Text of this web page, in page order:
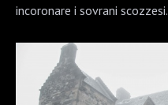
incoronare i sovrani scozzesi.